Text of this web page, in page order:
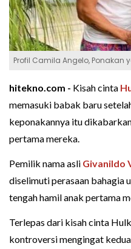
Profil Camila Angelo, Ponakan
hitekno.com - Kisah cinta
memasuki babak baru
keponakannya itu
pertama mereka.
Pemilik nama asli Givanildo
diselimuti perasaan bahagia
tengah hamil anak pertama
Terlepas dari kisah cinta
kontroversi mengingat